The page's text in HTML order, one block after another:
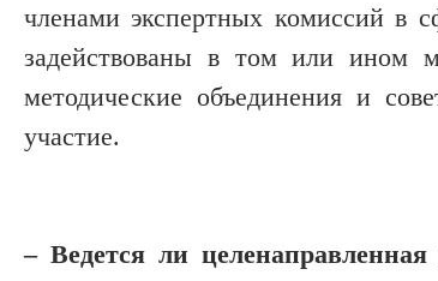
членами экспертных комиссий в
задействованы в том или ином
методические объединения и
участие.
– Ведется ли